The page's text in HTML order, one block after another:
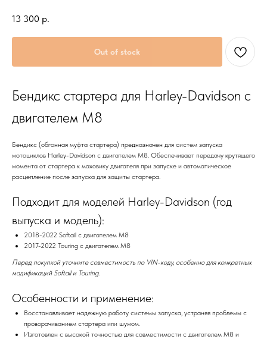
13 300 р.
Out of stock
Бендикс стартера для Harley-Davidson с
двигателем M8
Бендикс (обгонная муфта стартера) предназначен для систем запуска
мотоциклов Harley-Davidson с двигателем M8. Обеспечивает передачу крутящего
момента от стартера к маховику двигателя при запуске и автоматическое
расцепление после запуска для защиты стартера.
Подходит для моделей Harley-Davidson (год
выпуска и модель):
2018-2022 Softail с двигателем M8
2017-2022 Touring с двигателем M8
Перед покупкой уточните совместимость по VIN-коду, особенно для конкретных
модификаций Softail и Touring.
Особенности и применение:
Восстанавливает надежную работу системы запуска, устраняя проблемы с
проворачиванием стартера или шумом.
Изготовлен с высокой точностью для совместимости с двигателем M8 и